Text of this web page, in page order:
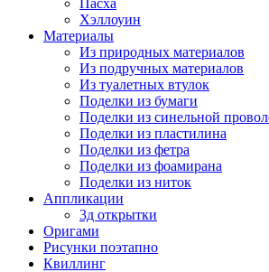
Пасха
Хэллоуин
Материалы
Из природных материалов
Из подручных материалов
Из туалетных втулок
Поделки из бумаги
Поделки из синельной
Поделки из пластилина
Поделки из фетра
Поделки из фоамирана
Поделки из ниток
Аппликации
3д открытки
Оригами
Рисунки поэтапно
Квиллинг